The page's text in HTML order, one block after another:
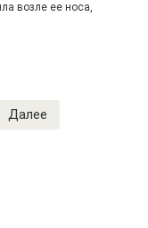
возле ее носа,
Далее